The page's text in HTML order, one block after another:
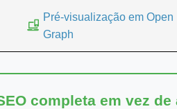
Pré-visualização em Open
Graph
completa em vez